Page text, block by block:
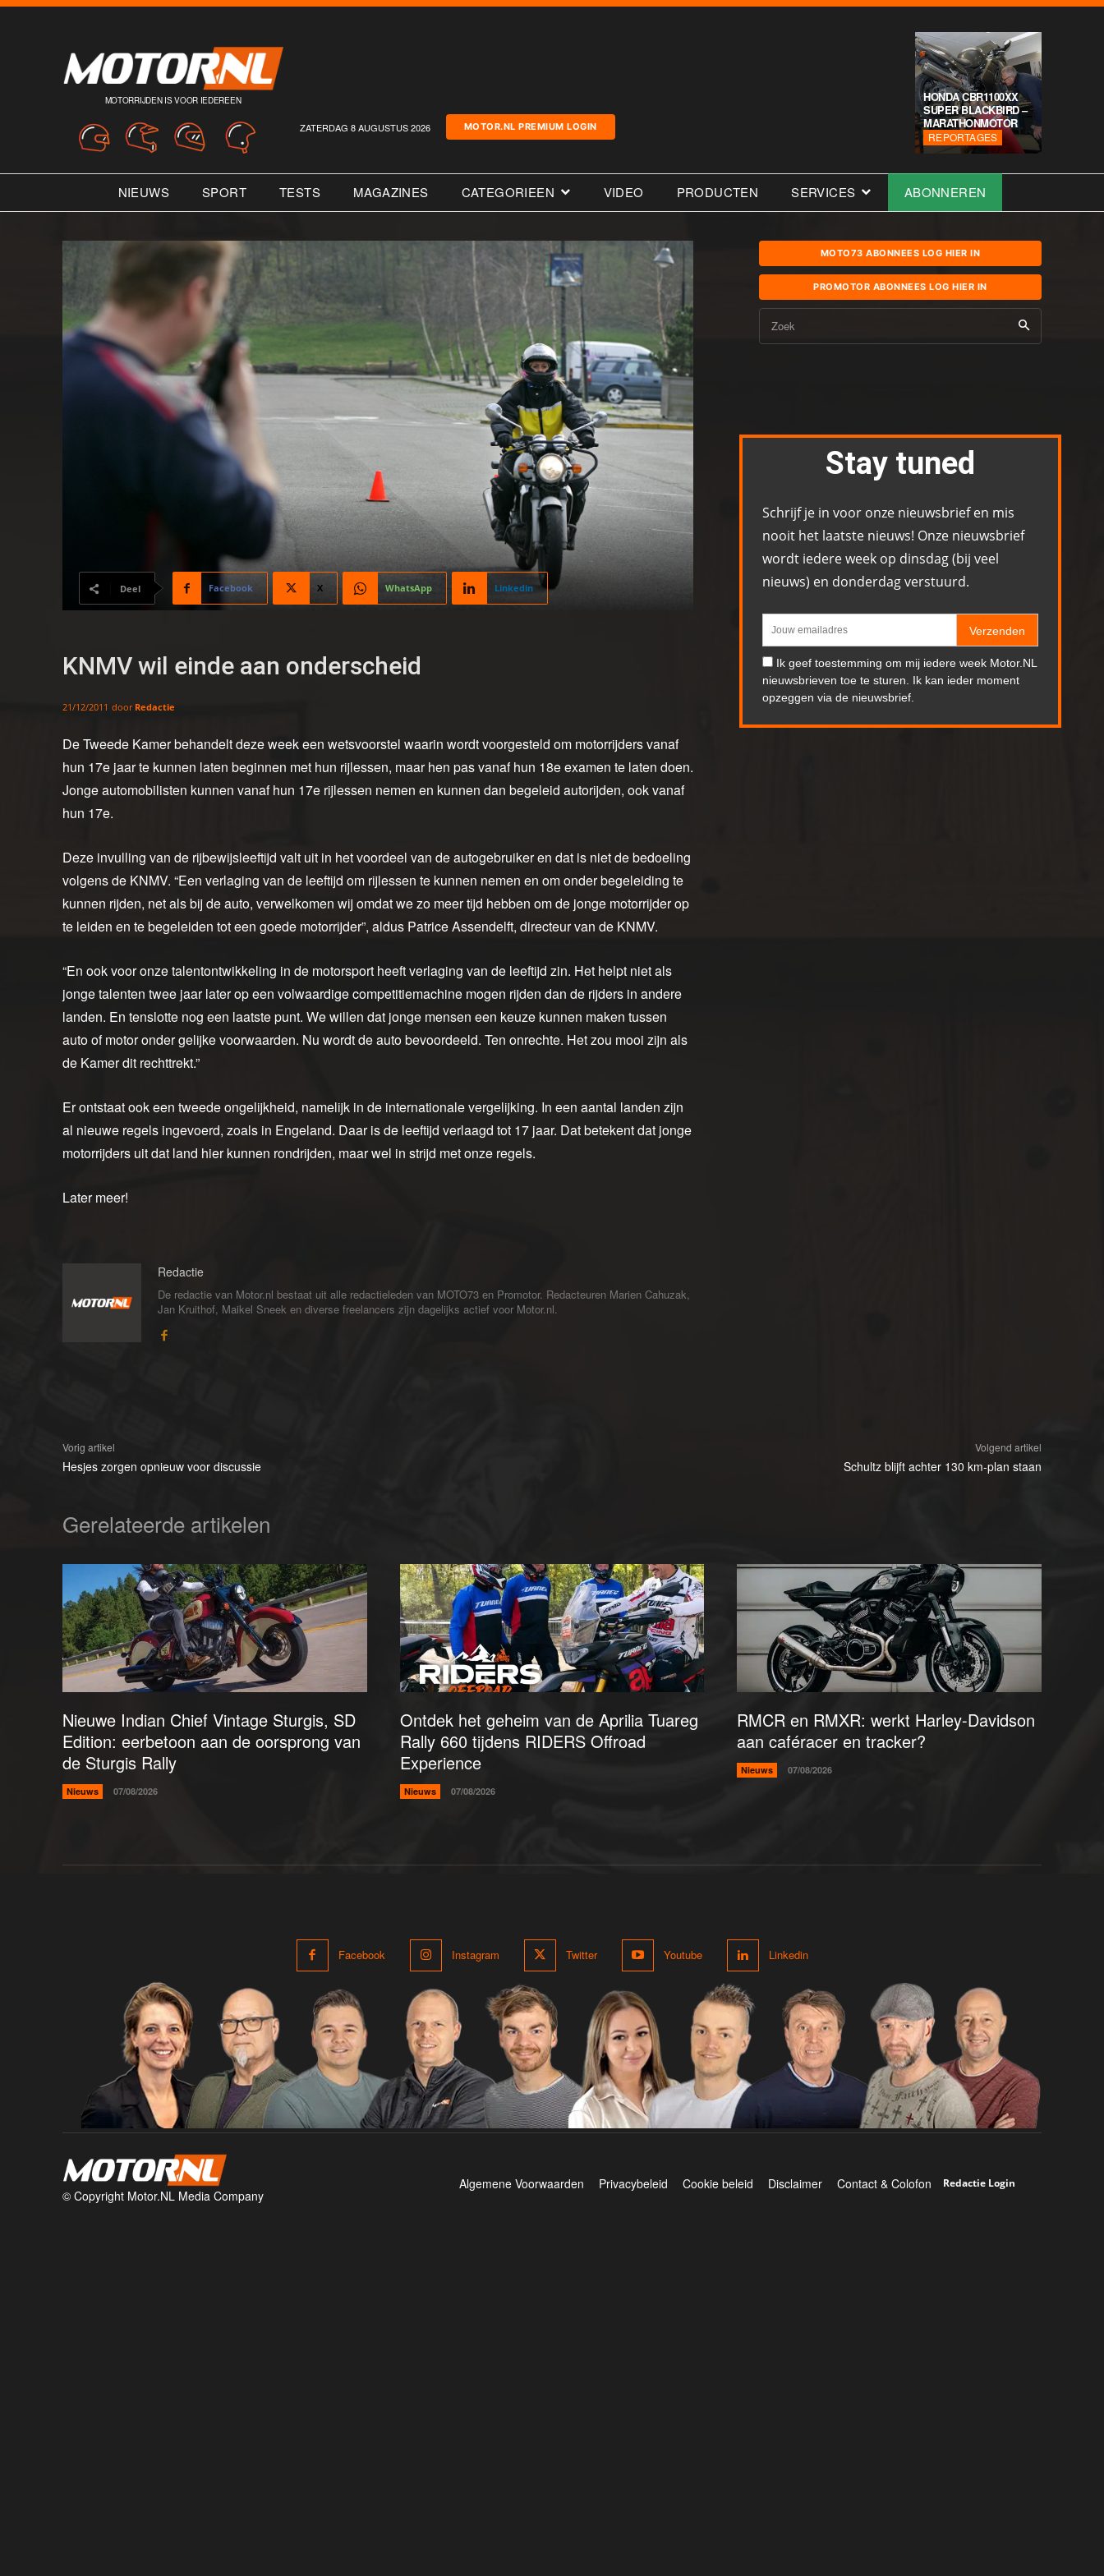
MOTORRIJDEN IS VOOR IEDEREEN
ZATERDAG 8 AUGUSTUS 2026 MOTOR.NL PREMIUM LOGIN
HONDA CBR1100XX
SUPER BLACKBIRD –
MARATHONMOTOR
REPORTAGES
NIEUWS SPORT TESTS MAGAZINES CATEGORIEEN VIDEO PRODUCTEN SERVICES ABONNEREN
Deel Facebook X WhatsApp Linkedin
KNMV wil einde aan onderscheid
21/12/2011 door Redactie
De Tweede Kamer behandelt deze week een wetsvoorstel waarin wordt voorgesteld om motorrijders vanaf
hun 17e jaar te kunnen laten beginnen met hun rijlessen, maar hen pas vanaf hun 18e examen te laten doen.
Jonge automobilisten kunnen vanaf hun 17e rijlessen nemen en kunnen dan begeleid autorijden, ook vanaf
hun 17e.
Deze invulling van de rijbewijsleeftijd valt uit in het voordeel van de autogebruiker en dat is niet de bedoeling
volgens de KNMV. “Een verlaging van de leeftijd om rijlessen te kunnen nemen en om onder begeleiding te
kunnen rijden, net als bij de auto, verwelkomen wij omdat we zo meer tijd hebben om de jonge motorrijder op
te leiden en te begeleiden tot een goede motorrijder”, aldus Patrice Assendelft, directeur van de KNMV.
“En ook voor onze talentontwikkeling in de motorsport heeft verlaging van de leeftijd zin. Het helpt niet als
jonge talenten twee jaar later op een volwaardige competitiemachine mogen rijden dan de rijders in andere
landen. En tenslotte nog een laatste punt. We willen dat jonge mensen een keuze kunnen maken tussen
auto of motor onder gelijke voorwaarden. Nu wordt de auto bevoordeeld. Ten onrechte. Het zou mooi zijn als
de Kamer dit rechttrekt.”
Er ontstaat ook een tweede ongelijkheid, namelijk in de internationale vergelijking. In een aantal landen zijn
al nieuwe regels ingevoerd, zoals in Engeland. Daar is de leeftijd verlaagd tot 17 jaar. Dat betekent dat jonge
motorrijders uit dat land hier kunnen rondrijden, maar wel in strijd met onze regels.
Later meer!
Redactie
De redactie van Motor.nl bestaat uit alle redactieleden van MOTO73 en Promotor. Redacteuren Marien Cahuzak,
Jan Kruithof, Maikel Sneek en diverse freelancers zijn dagelijks actief voor Motor.nl.
MOTO73 ABONNEES LOG HIER IN
PROMOTOR ABONNEES LOG HIER IN
Zoek
Stay tuned
Schrijf je in voor onze nieuwsbrief en mis
nooit het laatste nieuws! Onze nieuwsbrief
wordt iedere week op dinsdag (bij veel
nieuws) en donderdag verstuurd.
Verzenden
Ik geef toestemming om mij iedere week Motor.NL
nieuwsbrieven toe te sturen. Ik kan ieder moment
opzeggen via de nieuwsbrief.
Vorig artikel
Hesjes zorgen opnieuw voor discussie
Volgend artikel
Schultz blijft achter 130 km-plan staan
Gerelateerde artikelen
Nieuwe Indian Chief Vintage Sturgis, SD
Edition: eerbetoon aan de oorsprong van
de Sturgis Rally
Nieuws 07/08/2026
Ontdek het geheim van de Aprilia Tuareg
Rally 660 tijdens RIDERS Offroad
Experience
Nieuws 07/08/2026
RMCR en RMXR: werkt Harley-Davidson
aan caféracer en tracker?
Nieuws 07/08/2026
Facebook Instagram Twitter Youtube Linkedin
© Copyright Motor.NL Media Company
Algemene Voorwaarden Privacybeleid Cookie beleid Disclaimer Contact & Colofon Redactie Login